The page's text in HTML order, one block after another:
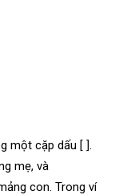
một cặp dấu [ ].
mẹ, và
con. Trong ví